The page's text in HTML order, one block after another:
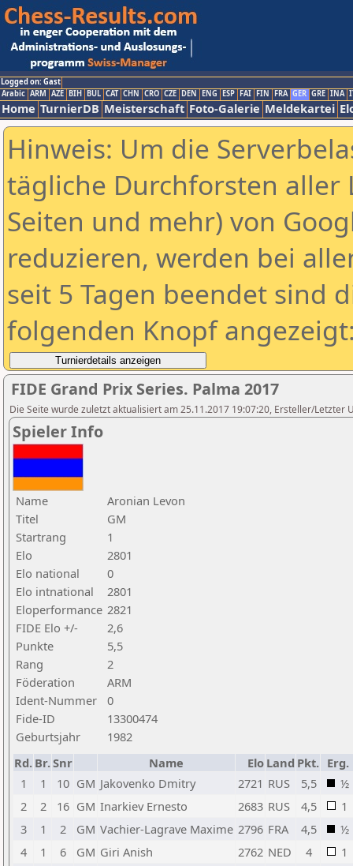
Logged on: Gast
Arabic ARM AZE BIH BUL CAT CHN CRO CZE DEN ENG ESP FAI FIN FRA GER GRE INA
Home TurnierDB Meisterschaft Foto-Galerie Meldekartei
Hinweis: Um die
tägliche Durchforsten aller
Seiten und mehr) von
reduzieren, werden bei
seit 5 Tagen beendet sind
folgenden Knopf
FIDE Grand Prix Series. Palma 2017
Die Seite wurde zuletzt aktualisiert am 25.11.2017 19:07:20, Ersteller/Letzter
Spieler Info
Name
Aronian Levon
Titel
GM
Startrang
1
Elo
2801
Elo national
0
Elo intnational
2801
Eloperformance 2821
FIDE Elo +/-
2,6
Punkte
5,5
Rang
2
Föderation
ARM
Ident-Nummer
0
Fide-ID
13300474
Geburtsjahr
1982
Rd. Br.Snr Name Elo Land Pkt. Erg.
1
1 10 GM Jakovenko Dmitry 2721 RUS 5,5
½
2
2 16 GM Inarkiev Ernesto 2683 RUS 4,5
1
3
1 2 GM Vachier-Lagrave Maxime 2796 FRA 4,5
½
4
1 6 GM Giri Anish 2762 NED 4
1